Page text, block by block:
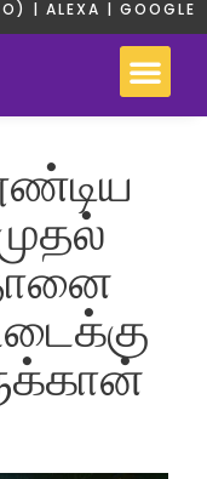
| ALEXA | GOOGLE